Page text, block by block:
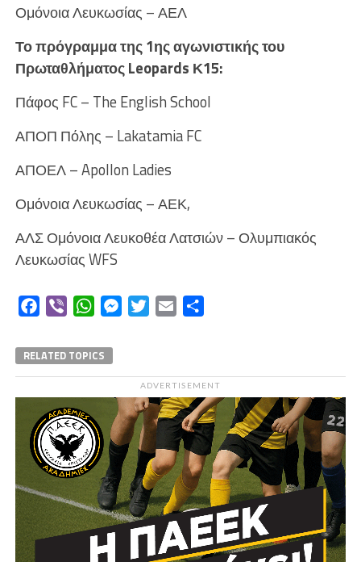
Ομόνοια Λευκωσίας – ΑΕΛ
Το πρόγραμμα της 1ης αγωνιστικής του
ΠρωταθλήματοςLeopards Κ15:
Πάφος FC – The English School
ΑΠΟΠ Πόλης – Lakatamia FC
ΑΠΟΕΛ – Apollon Ladies
Ομόνοια Λευκωσίας – ΑΕΚ,
ΑΛΣ Ομόνοια Λευκοθέα Λατσιών – Ολυμπιακός
Λευκωσίας WFS
Facebook
Viber WhatsAppMessengerTwitterEmail
RELATED TOPICS
ADVERTISEMENT